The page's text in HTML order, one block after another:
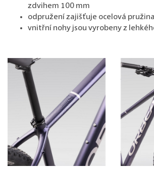
zdvihem 100 mm
odpružení zajišťuje ocelová pružina
vnitřní nohy jsou vyrobeny z